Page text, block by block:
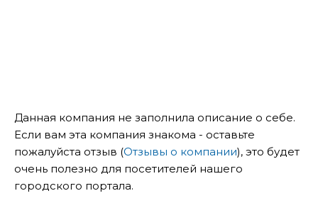
Данная компания не заполнила описание о себе.
Если вам эта компания знакома - оставьте
пожалуйста отзыв (Отзывы о компании), это будет
очень полезно для посетителей нашего
городского портала.